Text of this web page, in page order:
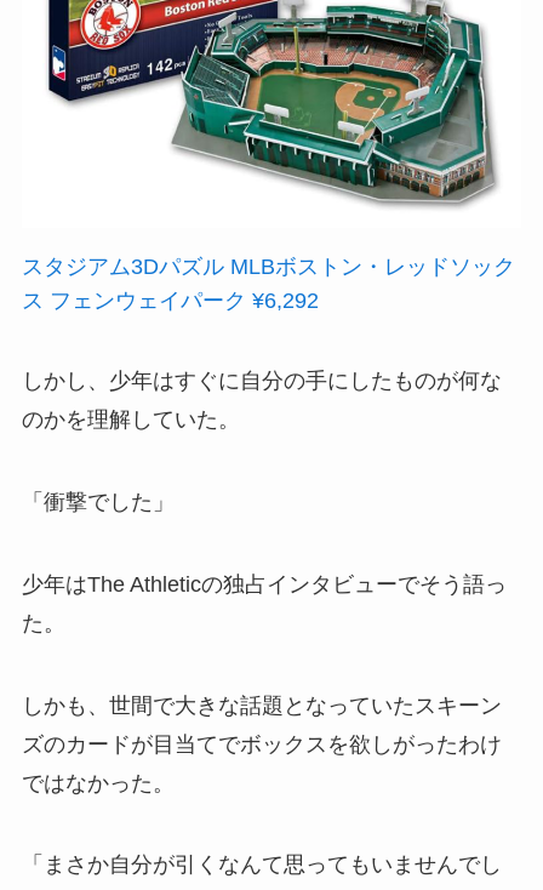
スタジアム3Dパズル MLBボストン・レッドソック
ス フェンウェイパーク ¥6,292
しかし、少年はすぐに自分の手にしたものが何な
のかを理解していた。
「衝撃でした」
少年はThe Athleticの独占インタビューでそう語っ
た。
しかも、世間で大きな話題となっていたスキーン
ズのカードが目当てでボックスを欲しがったわけ
ではなかった。
「まさか自分が引くなんて思ってもいませんでし